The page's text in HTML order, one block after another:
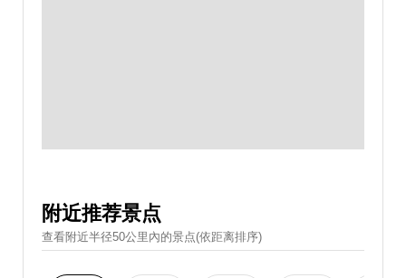
附近推荐景点
查看附近半径50公里內的景点(依距离排序)